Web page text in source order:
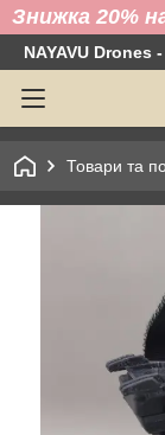
Знижка 20%
NAYAVU Drones
Товари та